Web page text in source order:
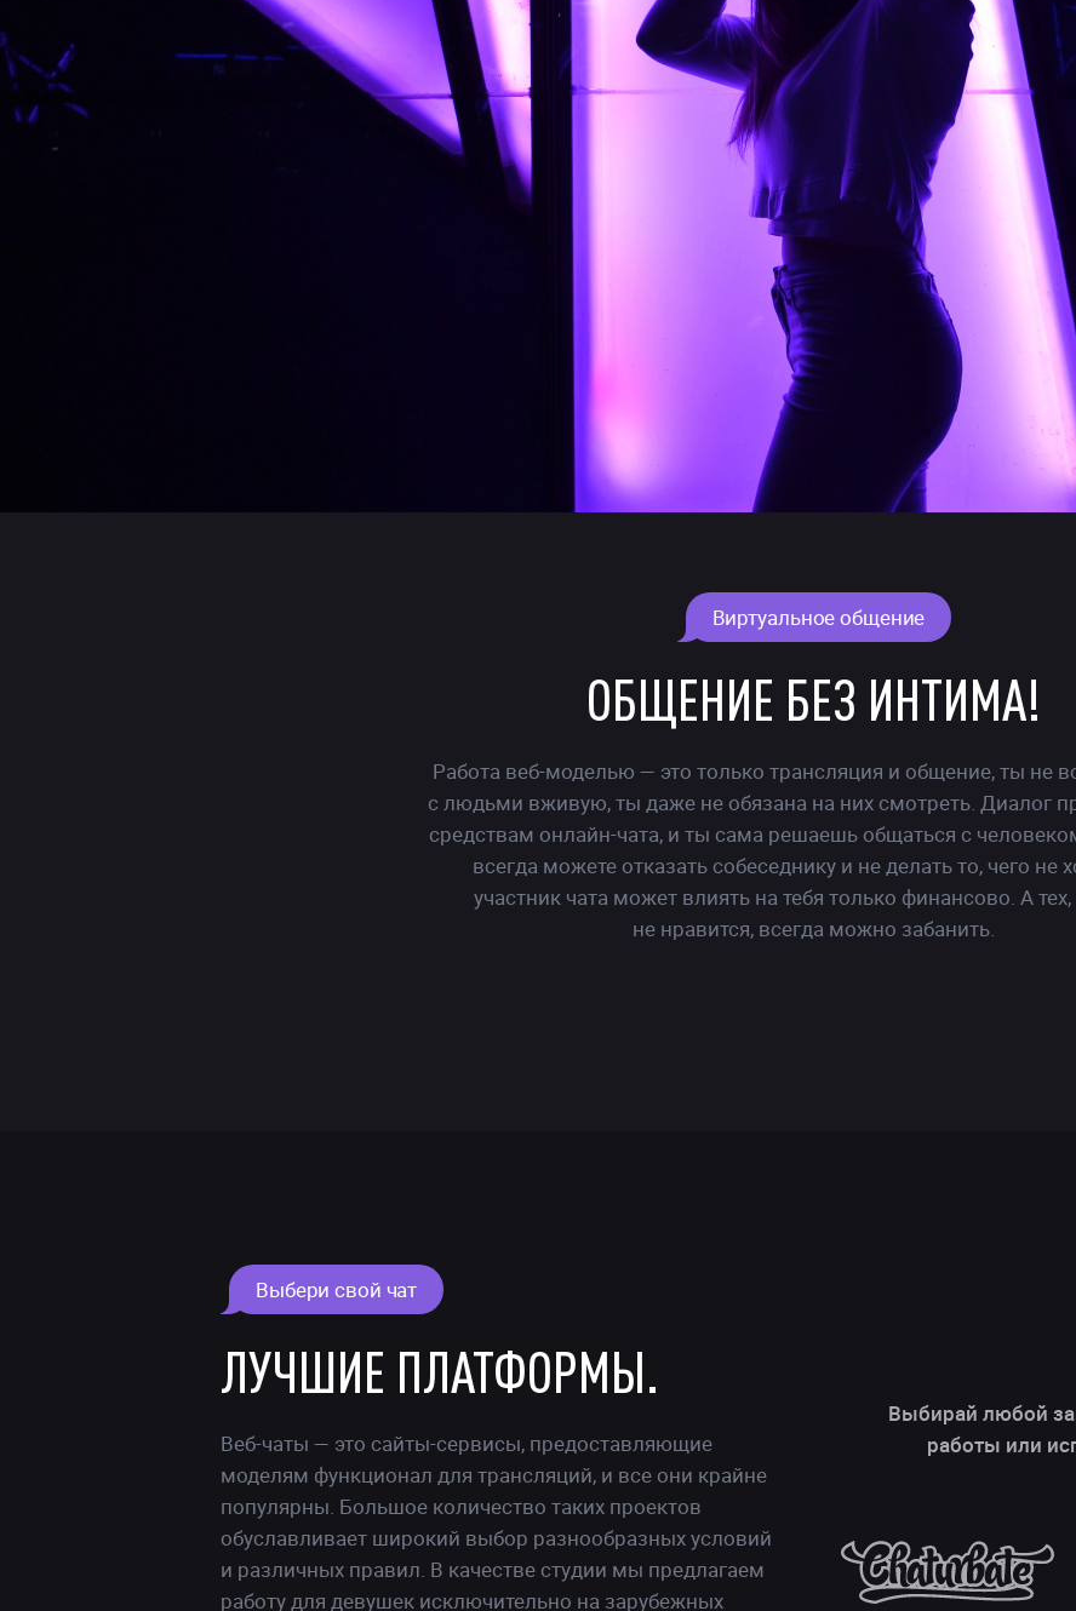
Виртуальное общение
ОБЩЕНИЕ БЕЗ ИНТИМА!
Работа
для
девушек
в
Москве
веб-моделью — это только трансляция и общение, ты не
с людьми вживую, ты даже не обязана на них смотреть. Диалог
средствам онлайн-чата, и ты сама решаешь общаться с
всегда можете отказать собеседнику и не делать то, чего не
участник чата может влиять на тебя только финансово. А тех,
не нравится, всегда можно забанить.
Выбери свой чат
ЛУЧШИЕ ПЛАТФОРМЫ
ДЛЯ
РАБОТЫ
МОДЕЛЬЮ
.
Веб-чаты — это сайты-сервисы, предоставляющие
моделям функционал для трансляций, и все они крайне
популярны. Большое количество таких проектов
обуславливает широкий выбор разнообразных условий
и различных правил. В качестве студии мы предлагаем
работу для девушек исключительно на зарубежных
Выбирай любой
работы или